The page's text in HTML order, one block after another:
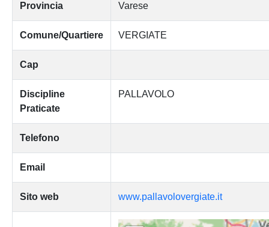
Provincia Varese
Comune/Quartiere VERGIATE
Cap
Discipline
Praticate
PALLAVOLO
Telefono
Email
Sito web www.pallavolovergiate.it